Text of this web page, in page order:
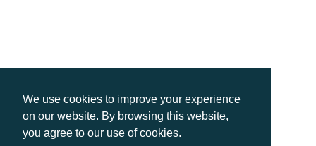
We use cookies to improve your experience
on our website. By browsing this website,
you agree to our use of cookies.